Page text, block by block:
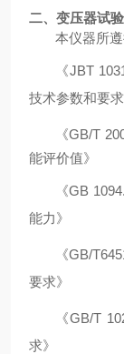
二、 变压器试
本仪器所
《JBT
技术参数和要求
《GB/T
能评价值》
《GB
能力》
《GB/
要求》
《GB/T
求》